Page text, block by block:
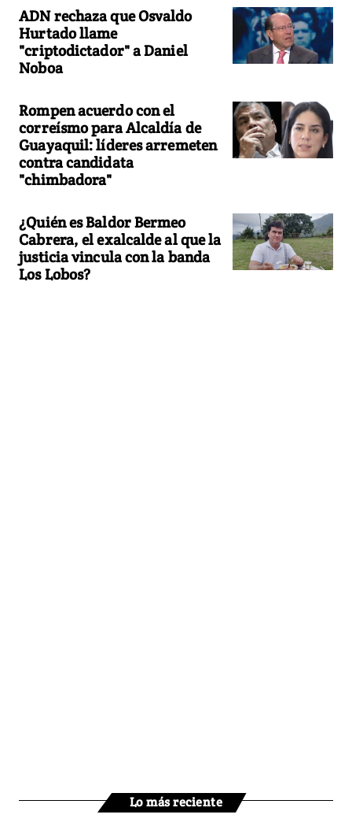
ADN rechaza que Osvaldo
Hurtado llame
"criptodictador" a Daniel
Noboa
Rompen acuerdo con el
correísmo para Alcaldía de
Guayaquil: líderes arremeten
contra candidata
"chimbadora"
¿Quién es Baldor Bermeo
Cabrera, el exalcalde al que la
justicia vincula con la banda
Los Lobos?
Lo más reciente